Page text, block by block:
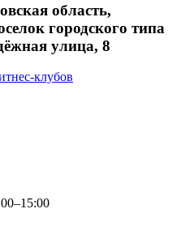
область,
городского типа
улица, 8
клубов